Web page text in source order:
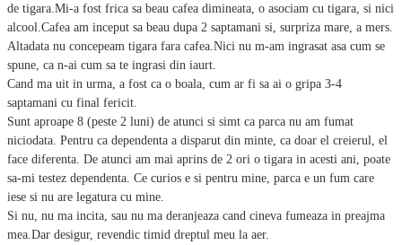
de tigara.Mi-a fost frica sa beau cafea dimineata, o asociam cu tigara, si nici
alcool.Cafea am inceput sa beau dupa 2 saptamani si, surpriza mare, a mers.
Altadata nu concepeam tigara fara cafea.Nici nu m-am ingrasat asa cum se
spune, ca n-ai cum sa te ingrasi din iaurt.
Cand ma uit in urma, a fost ca o boala, cum ar fi sa ai o gripa 3-4
saptamani cu final fericit.
Sunt aproape 8 (peste 2 luni) de atunci si simt ca parca nu am fumat
niciodata. Pentru ca dependenta a disparut din minte, ca doar el creierul, el
face diferenta. De atunci am mai aprins de 2 ori o tigara in acesti ani, poate
sa-mi testez dependenta. Ce curios e si pentru mine, parca e un fum care
iese si nu are legatura cu mine.
Si nu, nu ma incita, sau nu ma deranjeaza cand cineva fumeaza in preajma
mea.Dar desigur, revendic timid dreptul meu la aer.